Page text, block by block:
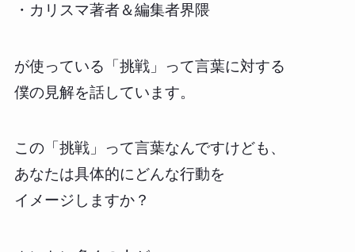
・カリスマ著者＆編集者界隈
が使っている「挑戦」って言葉に対する
僕の見解を話しています。
この「挑戦」って言葉なんですけども、
あなたは具体的にどんな行動を
イメージしますか？